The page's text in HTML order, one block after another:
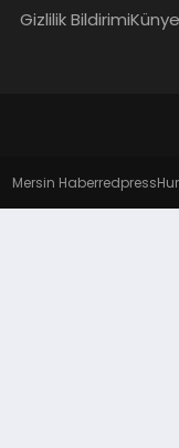
Gizlilik BildirimiKünye
Mersin Haberredpress